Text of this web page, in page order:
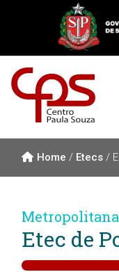
Home / Etecs /
Metropolitana
Etec de